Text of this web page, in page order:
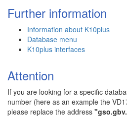
Further information
Information about K10plus
Database menu
K10plus interfaces
Attention
If you are looking for a specific
number (here as an example the
please replace the address